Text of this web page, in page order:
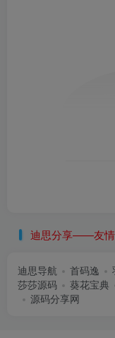
迪思分享——友情
迪思导航 首码逸
莎莎源码
葵花宝典
源码分享网